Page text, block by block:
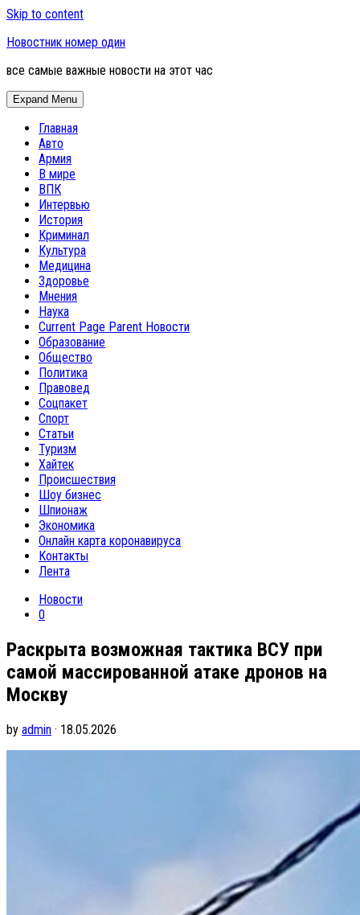
Skip to content
Новостник номер один
все самые важные новости на этот час
Expand Menu
Главная
Авто
Армия
В мире
ВПК
Интервью
История
Криминал
Культура
Медицина
Здоровье
Мнения
Наука
Current Page Parent Новости
Образование
Общество
Политика
Правовед
Соцпакет
Спорт
Статьи
Туризм
Хайтек
Происшествия
Шоу бизнес
Шпионаж
Экономика
Онлайн карта коронавируса
Контакты
Лента
Новости
0
Раскрыта возможная тактика ВСУ при
самой массированной атаке дронов на
Москву
by admin · 18.05.2026